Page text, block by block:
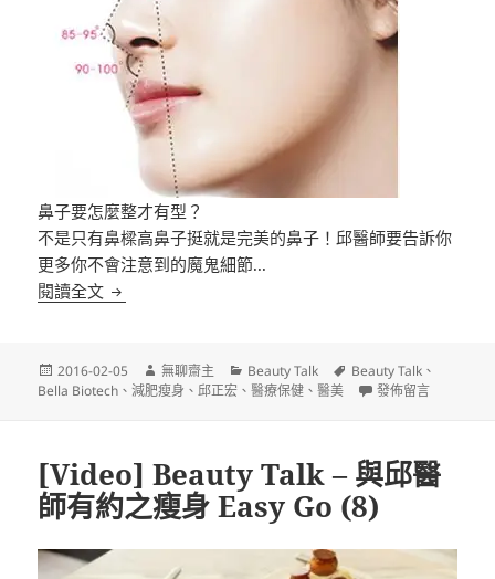
鼻子要怎麼整才有型？
不是只有鼻樑高鼻子挺就是完美的鼻子！邱醫師要告訴你
更多你不會注意到的魔鬼細節..­.
閱讀全文 [Video] Beauty Talk – 與邱醫師有約之美麗密碼 (8)
發
佈
2016-02-05
作
者
無聊齋主
分
類
Beauty Talk
標
籤
Beauty Talk 、
Bella Biotech 、減肥瘦身 、邱正宏 、醫療保健 、醫美 在〈[Video]
發佈留言
[Video] Beauty Talk – 與邱醫
師有約之瘦身 Easy Go (8)